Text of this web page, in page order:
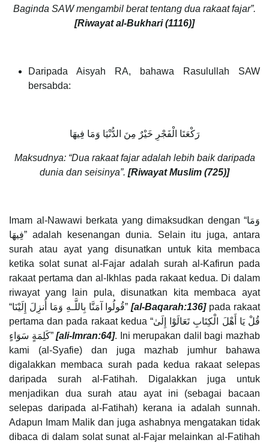
Baginda SAW mengambil berat tentang dua rakaat fajar”.
[Riwayat al-Bukhari (1116)]
Daripada Aisyah RA, bahawa Rasulullah SAW
bersabda:
رَكْعَتَا الْفَجْرِ خَيْرٌ مِنَ الدُّنْيَا وَمَا فِيهَا
Maksudnya: “Dua rakaat fajar adalah lebih baik daripada
dunia dan seisinya”. [Riwayat Muslim (725)]
Imam al-Nawawi berkata yang dimaksudkan dengan “وَمَا
فِيهَا” adalah kesenangan dunia. Selain itu juga, antara
surah atau ayat yang disunatkan untuk kita membaca
ketika solat sunat al-Fajar adalah surah al-Kafirun pada
rakaat pertama dan al-Ikhlas pada rakaat kedua. Di dalam
riwayat yang lain pula, disunatkan kita membaca ayat
“قُولُوا آمَنَّا بِاللَّـهِ وَمَا أُنزِلَ إِلَيْنَا”[al-Baqarah:136]pada rakaat
pertama dan pada rakaat kedua “قُلْ يَا أَهْلَ الْكِتَابِ تَعَالَوْا إِلَىٰ
كَلِمَةٍ سَوَاءٍ”[ali-Imran:64]. Ini merupakan dalil bagi mazhab
kami (al-Syafie) dan juga mazhab jumhur bahawa
digalakkan membaca surah pada kedua rakaat selepas
daripada surah al-Fatihah. Digalakkan juga untuk
menjadikan dua surah atau ayat ini (sebagai bacaan
selepas daripada al-Fatihah) kerana ia adalah sunnah.
Adapun Imam Malik dan juga ashabnya mengatakan tidak
dibaca di dalam solat sunat al-Fajar melainkan al-Fatihah